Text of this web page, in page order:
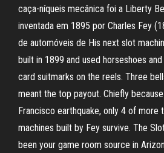
caça-níqueis mecânica foi a Liberty
inventada em 1895 por Charles Fey
de automóveis de His next slot
built in 1899 and used horseshoes
card suitmarks on the reels. Three
meant the top payout. Chiefly
Francisco earthquake, only 4 of more
machines built by Fey survive. The
been your game room source in